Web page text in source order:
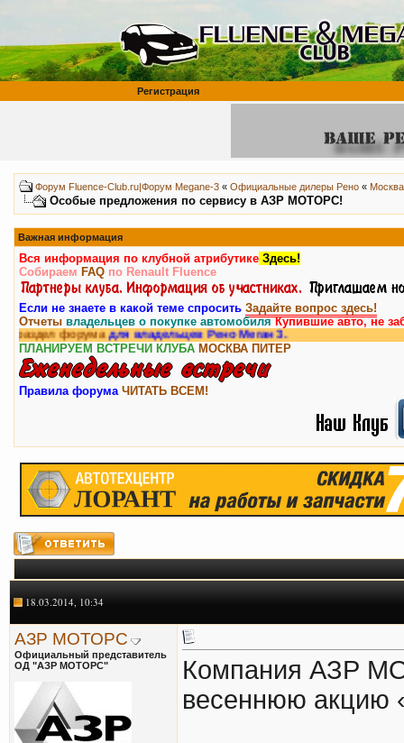
Регистрация
Форум Fluence-Club.ru|Форум Megane-3 « Официальные дилеры Рено «
Особые предложения по сервису в АЗР МОТОРС!
Важная информация
Вся информация по клубной атрибутике Здесь!
Собираем FAQ по Renault Fluence
Если не знаете в какой теме спросить Задайте вопрос здесь!
Отчеты владельцев о покупке автомобиляКупившие авто, не
для владельцев Рено Меган 3.
ПЛАНИРУЕМ ВСТРЕЧИ КЛУБА МОСКВА ПИТЕР
Правила форума ЧИТАТЬ ВСЕМ!
18.03.2014, 10:34
АЗР МОТОРС
Официальный представитель
ОД "АЗР МОТОРС"
Компания АЗР
весеннюю акцию